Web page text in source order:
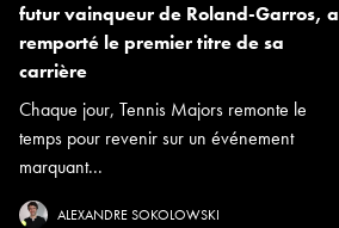
futur vainqueur de Roland-Garros, a
remporté le premier titre de sa
carrière
Chaque jour, Tennis Majors remonte le
temps pour revenir sur un événement
marquant...
ALEXANDRE SOKOLOWSKI